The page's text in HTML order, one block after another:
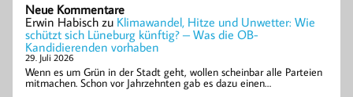
Neue Kommentare
Erwin Habisch zu Klimawandel, Hitze und Unwetter: Wie
schützt sich Lüneburg künftig? – Was die OB-
Kandidierenden vorhaben
29. Juli 2026
Wenn es um Grün in der Stadt geht, wollen scheinbar alle Parteien
mitmachen. Schon vor Jahrzehnten gab es dazu einen…